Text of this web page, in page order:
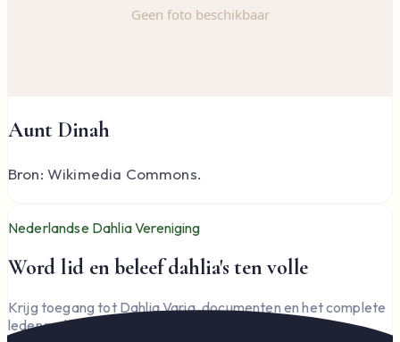
Aunt Dinah
Bron: Wikimedia Commons.
Nederlandse Dahlia Vereniging
Word lid en beleef dahlia's ten volle
Krijg toegang tot Dahlia Varia, documenten en het complete
ledengedeelte — en steun de vereniging.